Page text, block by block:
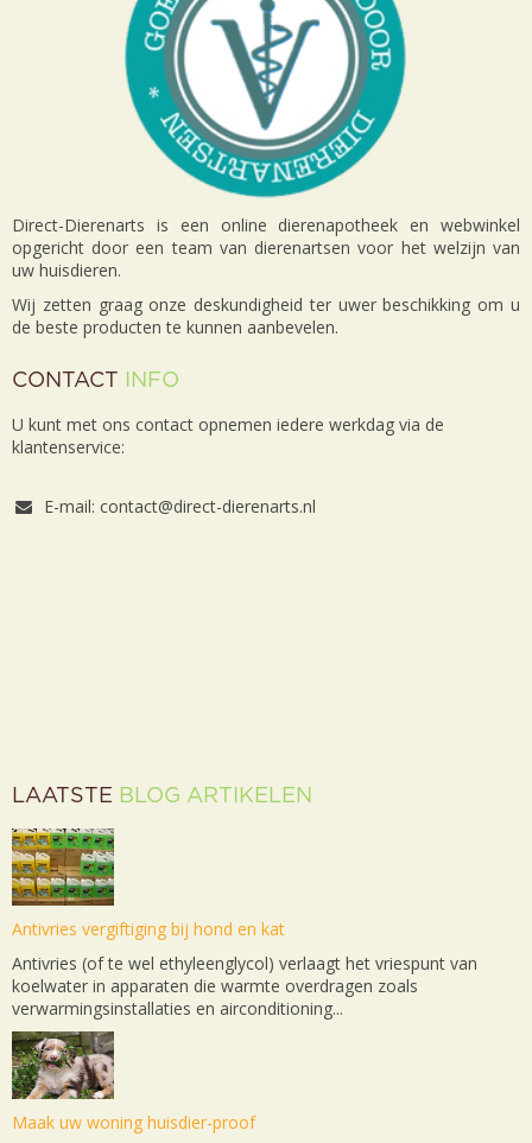
Direct-Dierenarts is een online dierenapotheek en webwinkel
opgericht door een team van dierenartsen voor het welzijn van
uw huisdieren.
Wij zetten graag onze deskundigheid ter uwer beschikking om u
de beste producten te kunnen aanbevelen.
CONTACT INFO
U kunt met ons contact opnemen iedere werkdag via de
klantenservice:
E-mail: contact@direct-dierenarts.nl
LAATSTE BLOG ARTIKELEN
Antivries vergiftiging bij hond en kat
Antivries (of te wel ethyleenglycol) verlaagt het vriespunt van
koelwater in apparaten die warmte overdragen zoals
verwarmingsinstallaties en airconditioning...
Maak uw woning huisdier-proof